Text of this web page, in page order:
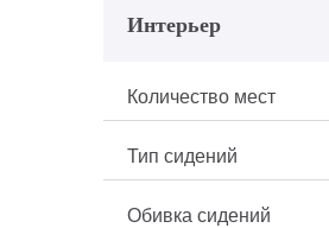
Интерьер
Количество мест
Тип сидений
Обивка сидений